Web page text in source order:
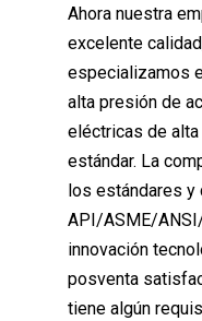
Ahora nuestra
excelente
especializamos
alta presión de
eléctricas de
estándar. La
los estándares
API/ASME/
innovación
posventa
tiene algún